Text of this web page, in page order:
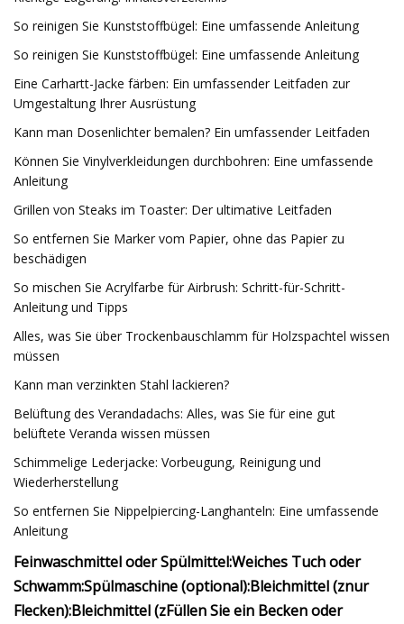
So reinigen Sie Kunststoffbügel: Eine umfassende Anleitung
So reinigen Sie Kunststoffbügel: Eine umfassende Anleitung
Eine Carhartt-Jacke färben: Ein umfassender Leitfaden zur
Umgestaltung Ihrer Ausrüstung
Kann man Dosenlichter bemalen? Ein umfassender Leitfaden
Können Sie Vinylverkleidungen durchbohren: Eine umfassende
Anleitung
Grillen von Steaks im Toaster: Der ultimative Leitfaden
So entfernen Sie Marker vom Papier, ohne das Papier zu
beschädigen
So mischen Sie Acrylfarbe für Airbrush: Schritt-für-Schritt-
Anleitung und Tipps
Alles, was Sie über Trockenbauschlamm für Holzspachtel wissen
müssen
Kann man verzinkten Stahl lackieren?
Belüftung des Verandadachs: Alles, was Sie für eine gut
belüftete Veranda wissen müssen
Schimmelige Lederjacke: Vorbeugung, Reinigung und
Wiederherstellung
So entfernen Sie Nippelpiercing-Langhanteln: Eine umfassende
Anleitung
Feinwaschmittel oder Spülmittel:Weiches Tuch oder
Schwamm:Spülmaschine (optional):Bleichmittel (znur
Flecken):Bleichmittel (zFüllen Sie ein Becken oder